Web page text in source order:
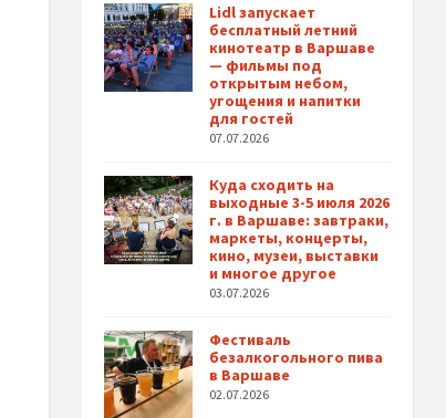
Lidl запускает
бесплатный летний
кинотеатр в Варшаве
— фильмы под
открытым небом,
угощения и напитки
для гостей
07.07.2026
Куда сходить на
выходные 3-5 июля 2026
г. в Варшаве: завтраки,
маркеты, концерты,
кино, музеи, выставки
и многое другое
03.07.2026
Фестиваль
безалкогольного пива
в Варшаве
02.07.2026